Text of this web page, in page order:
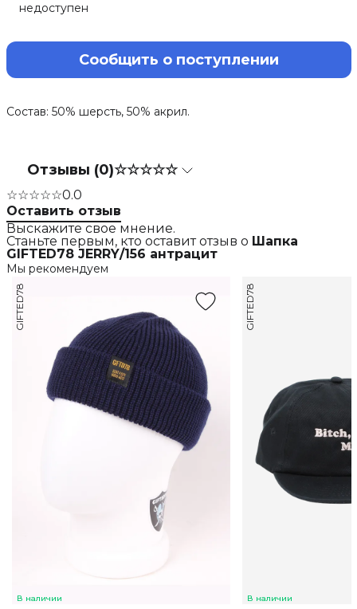
недоступен
Сообщить о поступлении
Состав: 50% шерсть, 50% акрил.
Отзывы (0)☆☆☆☆☆
☆☆☆☆☆0.0
Оставить отзыв
Выскажите свое мнение.
Станьте первым, кто оставит отзыв о Шапка
GIFTED78 JERRY/156 антрацит
Мы рекомендуем
В наличии
GIFTED78
В наличии
GIFTED78